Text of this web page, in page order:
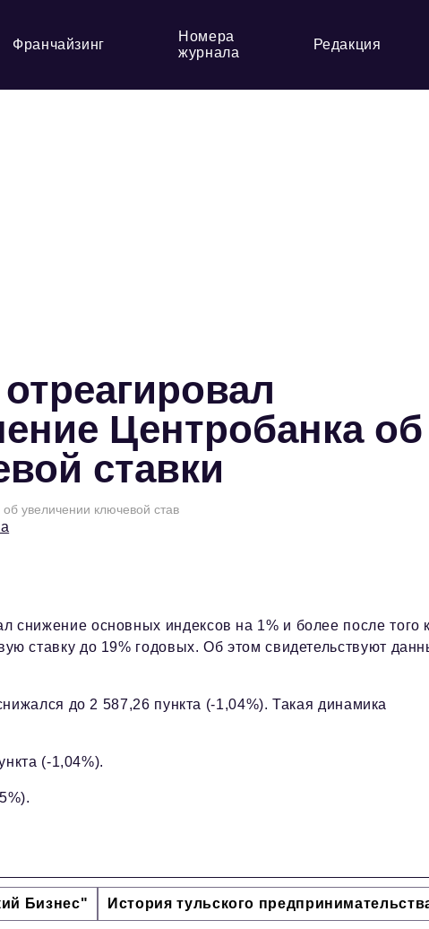
Франчайзинг
Номера
журнала
Редакция
Центробанка об
ставки
увеличении ключевой став
снижение основных индексов на 1% и более после того
ставку до 19% годовых. Об этом свидетельствуют
до 2 587,26 пункта (-1,04%). Такая динамика
(-1,04%).
Бизнес" История тульского